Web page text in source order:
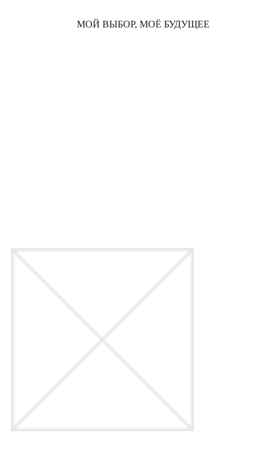
МОЙ ВЫБОР, МОЁ БУДУЩЕЕ